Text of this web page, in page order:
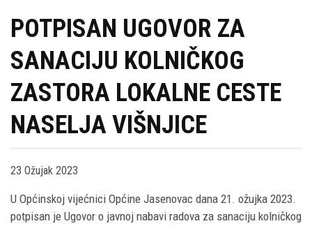
POTPISAN UGOVOR ZA
SANACIJU KOLNIČKOG
ZASTORA LOKALNE CESTE
NASELJA VIŠNJICE
23 Ožujak 2023
U Općinskoj vijećnici Općine Jasenovac dana 21. ožujka 2023.
potpisan je Ugovor o javnoj nabavi radova za sanaciju kolničkog